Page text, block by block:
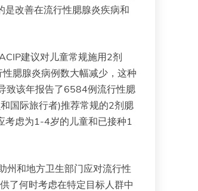
改善在流行性腮腺炎疾病和
建议对儿童常规施用2剂
腮腺炎病例数大幅减少，这种
致该年报告了6584例流行性腮
国际旅行者)推荐常规的2剂腮
考虑为1-4岁的儿童和已接种1
州和地方卫生部门应对流行性
了何时考虑在特定目标人群中